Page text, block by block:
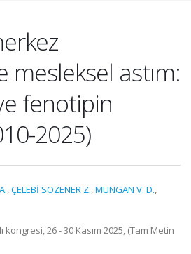
mesleksel astım:
fenotipin
2025)
,ÇELEBİ SÖZENER Z.,MUNGAN V. D.,
kongresi, 26 - 30 Kasım 2025, (Tam Metin